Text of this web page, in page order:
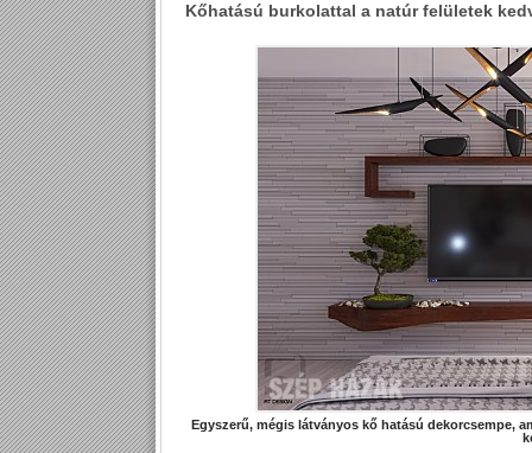
Kőhatású burkolattal a natúr felületek
Egyszerű, mégis látványos kő hatású dekorcsempe,